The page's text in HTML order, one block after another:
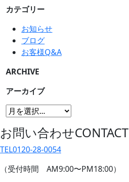
カテゴリー
お知らせ
ブログ
お客様Q&A
ARCHIVE
アーカイブ
お問い合わせCONTACT
TEL0120-28-0054
（受付時間 AM9:00〜PM18:00）